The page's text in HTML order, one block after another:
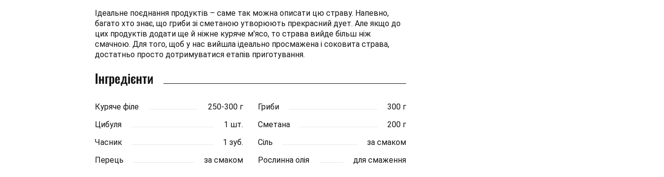
Ідеальне поєднання продуктів – саме так можна описати цю страву. Напевно,
багато хто знає, що гриби зі сметаною утворюють прекрасний дует. Але якщо до
цих продуктів додати ще й ніжне куряче м'ясо, то страва вийде більш ніж
смачною. Для того, щоб у нас вийшла ідеально просмажена і соковита страва,
достатньо просто дотримуватися етапів приготування.
Інгредієнти
Куряче філе 250-300 г Гриби
300 г
Цибуля
1 шт. Сметана
200 г
Часник
1 зуб. Сіль
за смаком
Перець
за смаком Рослинна олія для смаження